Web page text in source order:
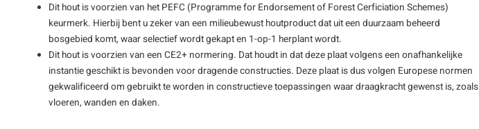
Dit hout is voorzien van het PEFC (Programme for Endorsement of Forest Cerficiation Schemes)
keurmerk. Hierbij bent u zeker van een milieubewust houtproduct dat uit een duurzaam beheerd
bosgebied komt, waar selectief wordt gekapt en 1-op-1 herplant wordt.
Dit hout is voorzien van een CE2+ normering. Dat houdt in dat deze plaat volgens een onafhankelijke
instantie geschikt is bevonden voor dragende constructies. Deze plaat is dus volgen Europese normen
gekwalificeerd om gebruikt te worden in constructieve toepassingen waar draagkracht gewenst is, zoals
vloeren, wanden en daken.